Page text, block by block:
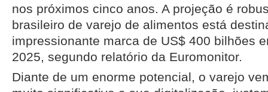
nos próximos cinco anos. A projeção é
brasileiro de varejo de alimentos está
impressionante marca de US$ 400 bilhões
2025, segundo relatório da Euromonitor.
Diante de um enorme potencial, o varejo